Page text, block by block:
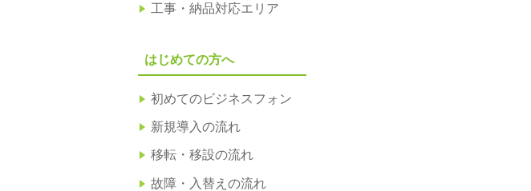
工事・納品対応エリア
はじめての方へ
初めてのビジネスフォン
新規導入の流れ
移転・移設の流れ
故障・入替えの流れ